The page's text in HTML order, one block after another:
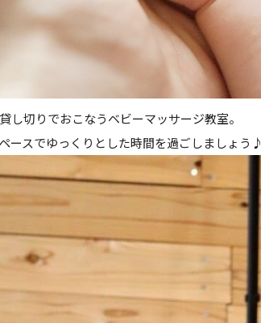
し切りでおこなうベビーマッサージ教室。
ースでゆっくりとした時間を過ごしましょう♪